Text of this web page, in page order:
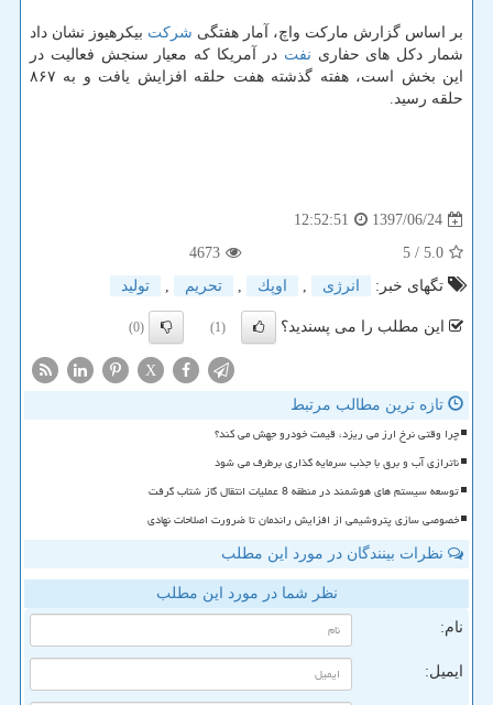
بر اساس گزارش ماركت واچ، آمار هفتگی شركت بیكرهیوز نشان داد
شمار دكل های حفاری نفت در آمریكا كه معیار سنجش فعالیت در
این بخش است، هفته گذشته هفت حلقه افزایش یافت و به ۸۶۷
حلقه رسید.
1397/06/24
12:52:51
5.0
/ 5
4673
تگهای خبر:
انرژی , اوپك , تحریم , تولید
این مطلب را می پسندید؟ (1)
(0)
X
تازه ترین مطالب مرتبط
چرا وقتی نرخ ارز می ریزد، قیمت خودرو جهش می کند؟
ناترازی آب و برق با جذب سرمایه گذاری برطرف می شود
توسعه سیستم های هوشمند در منطقه 8 عملیات انتقال گاز شتاب گرفت
خصوصی سازی پتروشیمی از افزایش راندمان تا ضرورت اصلاحات نهادی
نظرات بینندگان در مورد این مطلب
نظر شما در مورد این مطلب
نام:
ایمیل: